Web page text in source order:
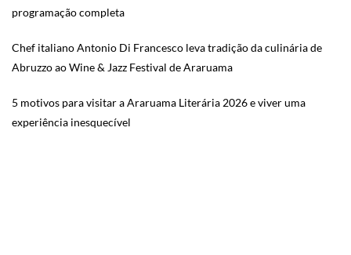
programação completa
Chef italiano Antonio Di Francesco leva tradição da culinária de
Abruzzo ao Wine & Jazz Festival de Araruama
5 motivos para visitar a Araruama Literária 2026 e viver uma
experiência inesquecível